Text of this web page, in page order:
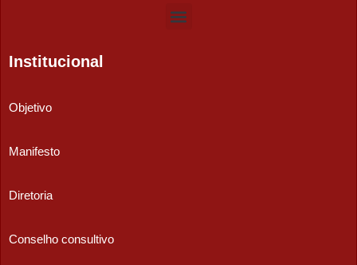
Institucional
Objetivo
Manifesto
Diretoria
Conselho consultivo